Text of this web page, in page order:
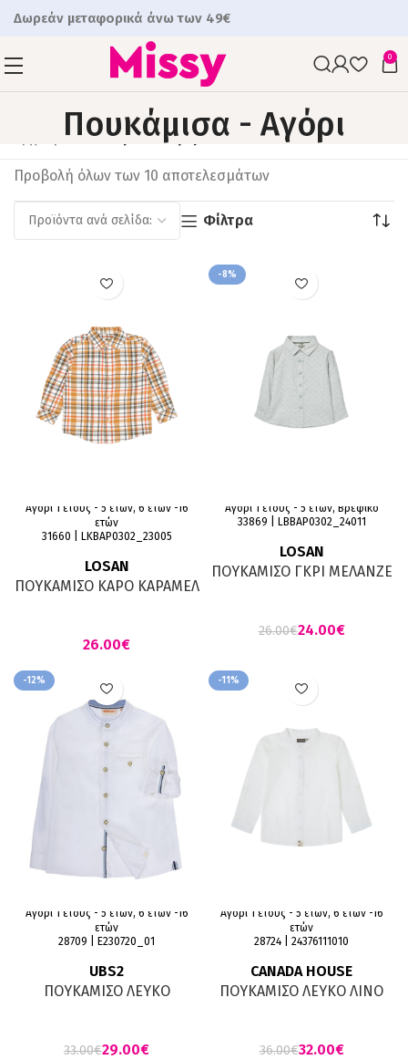
Δωρεάν μεταφορικά άνω των 49€
0
Πουκάμισα - Αγόρι
Πουκάμισα - Αγόρι
Προβολή όλων των 10 αποτελεσμάτων
Φίλτρα
Αγόρι 1 έτους - 5 ετών, 6 ετών -16
ετών
31660 | LKBAP0302_23005
LOSAN
ΠΟΥΚΑΜΙΣΟ ΚΑΡΟ ΚΑΡΑΜΕΛ
€
-8%
Αγόρι 1 έτους - 5 ετών, Βρεφικό
33869 | LΒBAP0302_24011
LOSAN
ΠΟΥΚΑΜΙΣΟ ΓΚΡΙ ΜΕΛΑΝΖΕ
26.00€24.00€
-12%
Αγόρι 1 έτους - 5 ετών, 6 ετών -16
ετών
28709 | Ε230720_01
UBS2
ΠΟΥΚΑΜΙΣΟ ΛΕΥΚΟ
33.00€29.00€
-11%
Αγόρι 1 έτους - 5 ετών, 6 ετών -16
ετών
28724 | 24376111010
CANADA HOUSE
ΠΟΥΚΑΜΙΣΟ ΛΕΥΚΟ ΛΙΝΟ
36.00€32.00€